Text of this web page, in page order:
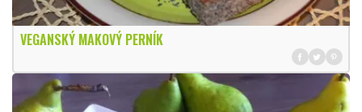
VEGANSKÝ MAKOVÝ PERNÍK